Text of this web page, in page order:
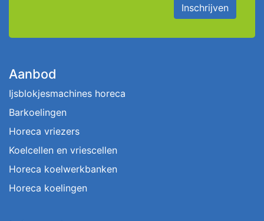
Inschrijven
Aanbod
Ijsblokjesmachines horeca
Barkoelingen
Horeca vriezers
Koelcellen en vriescellen
Horeca koelwerkbanken
Horeca koelingen